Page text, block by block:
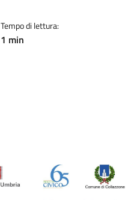
Tempo di lettura:
1 min